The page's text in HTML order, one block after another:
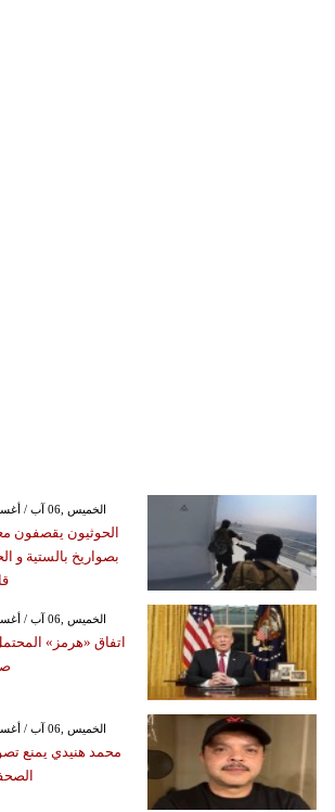
GMT 22:28 1970 الخميس ,06 آب / أغسطس
الحوثيون يقصفون
بصواريخ بالستية و
GMT 20:59 2026 الخميس ,06 آب / أغسطس
اتفاق «هرمز»
GMT 14:55 2026 الخميس ,06 آب / أغسطس
محمد هنيدي يمنع